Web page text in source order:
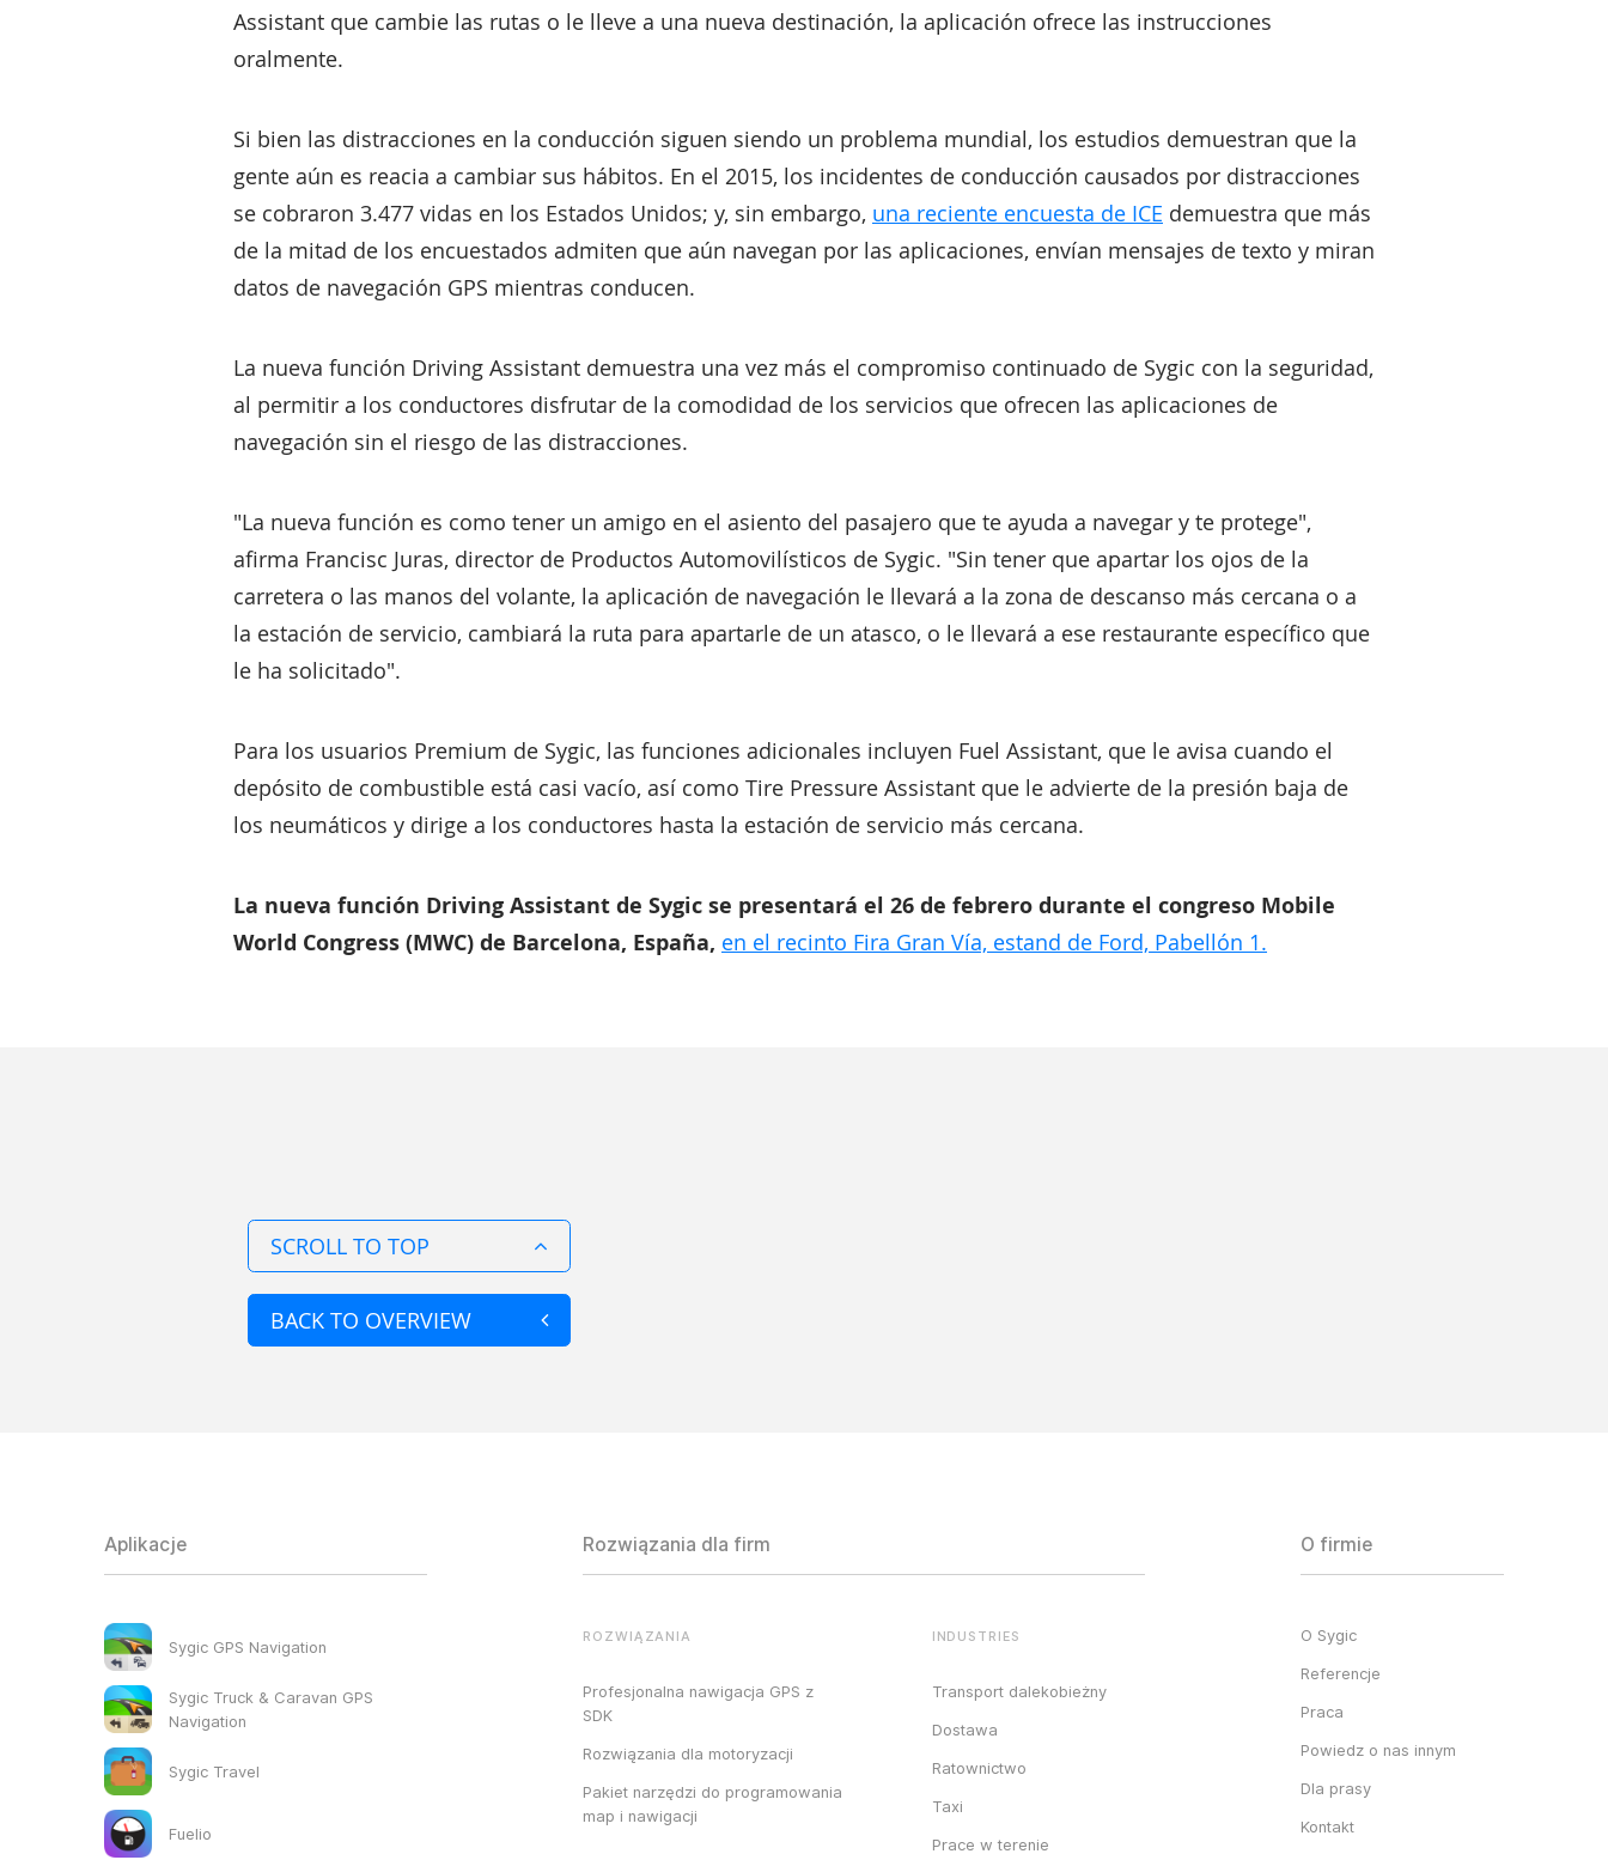
Assistant que cambie las rutas o le lleve a una nueva destinación, la aplicación ofrece las instrucciones
oralmente.
Si bien las distracciones en la conducción siguen siendo un problema mundial, los estudios demuestran que la
gente aún es reacia a cambiar sus hábitos. En el 2015, los incidentes de conducción causados por distracciones
se cobraron 3.477 vidas en los Estados Unidos; y, sin embargo, una reciente encuesta de ICE demuestra que más
de la mitad de los encuestados admiten que aún navegan por las aplicaciones, envían mensajes de texto y miran
datos de navegación GPS mientras conducen.
La nueva función Driving Assistant demuestra una vez más el compromiso continuado de Sygic con la seguridad,
al permitir a los conductores disfrutar de la comodidad de los servicios que ofrecen las aplicaciones de
navegación sin el riesgo de las distracciones.
"La nueva función es como tener un amigo en el asiento del pasajero que te ayuda a navegar y te protege",
afirma Francisc Juras, director de Productos Automovilísticos de Sygic. "Sin tener que apartar los ojos de la
carretera o las manos del volante, la aplicación de navegación le llevará a la zona de descanso más cercana o a
la estación de servicio, cambiará la ruta para apartarle de un atasco, o le llevará a ese restaurante específico que
le ha solicitado".
Para los usuarios Premium de Sygic, las funciones adicionales incluyen Fuel Assistant, que le avisa cuando el
depósito de combustible está casi vacío, así como Tire Pressure Assistant que le advierte de la presión baja de
los neumáticos y dirige a los conductores hasta la estación de servicio más cercana.
La nueva función Driving Assistant de Sygic se presentará el 26 de febrero durante el congreso Mobile
World Congress (MWC) de Barcelona, España, en el recinto Fira Gran Vía, estand de Ford, Pabellón 1.
SCROLL TO TOP
BACK TO OVERVIEW
Aplikacje
Sygic GPS Navigation
Sygic Truck & Caravan GPS
Navigation
Sygic Travel
Fuelio
Rozwiązania dla firm
ROZWIĄZANIA
Profesjonalna nawigacja GPS z
SDK
Rozwiązania dla motoryzacji
Pakiet narzędzi do programowania
map i nawigacji
INDUSTRIES
Transport dalekobieżny
Dostawa
Ratownictwo
Taxi
Prace w terenie
O firmie
O Sygic
Referencje
Praca
Powiedz o nas innym
Dla prasy
Kontakt